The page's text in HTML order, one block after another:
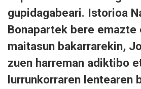
gupidagabeari. Istorioa
Bonapartek bere emazte
maitasun bakarrarekin,
zuen harreman adiktibo
lurrunkorraren lentearen